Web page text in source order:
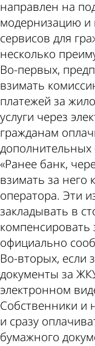
направлен на
модернизацию и
сервисов для
несколько
Во­-первых,
взимать
платежей за
услуги через
гражданам
дополнительных
«Ранее банк,
взимать за него
оператора. Эти
закладывать в
компенсировать
официально
Во-­вторых, если
документы за
электронном
Собственники и
и сразу
бумажного